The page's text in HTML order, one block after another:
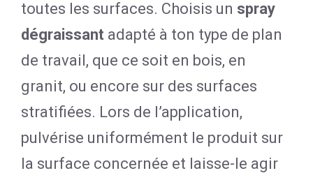
toutes les surfaces. Choisis un spray
dégraissant adapté à ton type de plan
de travail, que ce soit en bois, en
granit, ou encore sur des surfaces
stratifiées. Lors de l’application,
pulvérise uniformément le produit sur
la surface concernée et laisse-le agir